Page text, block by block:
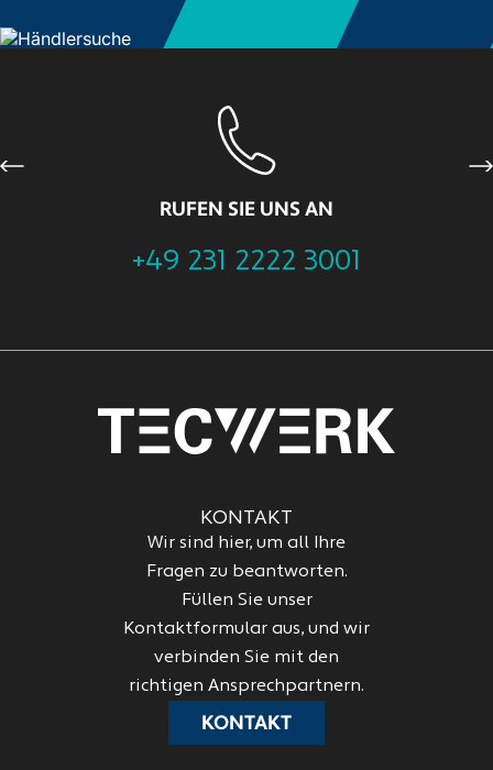
RUFEN SIE UNS AN
+49 231 2222 3001
Previous
KONTAKT
Wir sind hier, um all Ihre
Fragen zu beantworten.
Füllen Sie unser
Kontaktformular aus, und wir
verbinden Sie mit den
richtigen Ansprechpartnern.
KONTAKT